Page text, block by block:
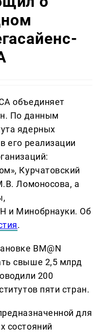
объединяет
По данным
ядерных
его реализации
Курчатовский
Ломоносова, а
и Минобрнауки. Об
.
BM@N
свыше 2,5 млрд
200
пяти стран.
для
состояний